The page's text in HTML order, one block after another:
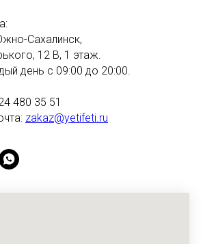
Сахалинск,
12 В, 1 этаж.
день с 09:00 до 20:00.
480 35 51
zakaz@yetifeti.ru